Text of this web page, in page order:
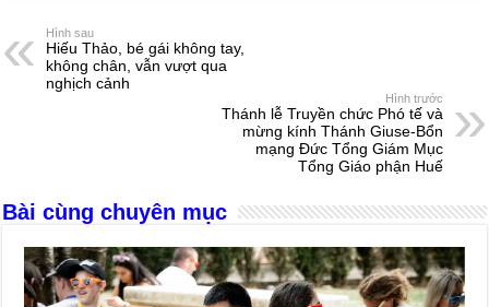
e
b
o
n
g
A
d
s
Hình sau
Hiếu Thảo, bé gái không tay,
không chân, vẫn vượt qua
nghịch cảnh
Hình trước
Thánh lễ Truyền chức Phó tế và
mừng kính Thánh Giuse-Bổn
mạng Đức Tổng Giám Mục
Tổng Giáo phận Huế
Bài cùng chuyên mục